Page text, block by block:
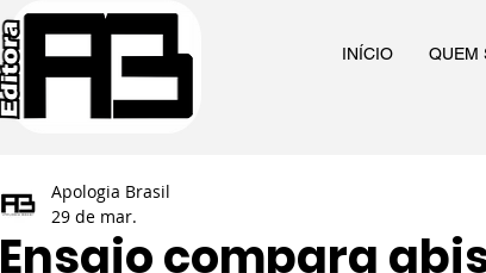
INÍCIO QUEM
Ensaio compara
Apologia Brasil
29 de mar.